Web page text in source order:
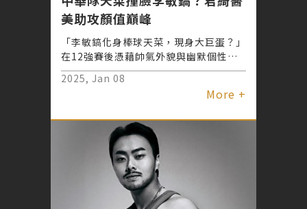
美助攻顏值巔峰
「李敏鎬化身棒球天菜，現身大巨蛋？」
在12強賽後憑藉帥氣外貌與幽默個性，
再次成為話題中心的中華隊「護國神骰」
郭俊麟，這次攜手君綺醫美展開顏值進化
計畫，透過專業的音波拉提與皮秒雷射療
膚，還進一步提升整體形象，讓粉絲們直
呼：「中華隊天菜無誤！」
2025, Jan 08
More +